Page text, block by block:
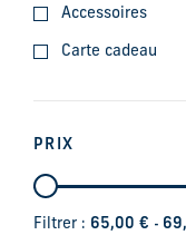
Accessoires
Carte cadeau
PRIX
Filtrer : 65,00 € -